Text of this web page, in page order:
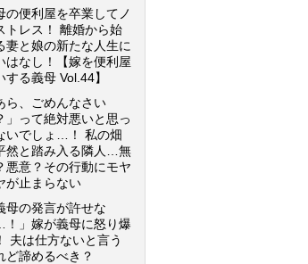
の便利屋を卒業してノ
トレス！ 離婚から始
妻と娘の新たな人生に
はなし！【嫁を便利屋
する義母 Vol.44】
ら、ごめんなさい
」って絶対悪いと思っ
いでしょ…！ 私の畑
然と踏み入る隣人…無
悪意？その行動にモヤ
が止まらない
母の発言が許せな
」嫁が義母に怒り爆
夫は仕方ないと言う
ど諦めるべき？